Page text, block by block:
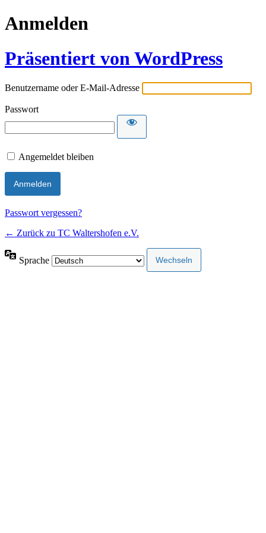
Anmelden
Präsentiert von WordPress
Benutzername oder E-Mail-Adresse
Passwort
Angemeldet bleiben
Passwort vergessen?
← Zurück zu TC Waltershofen e.V.
Sprache